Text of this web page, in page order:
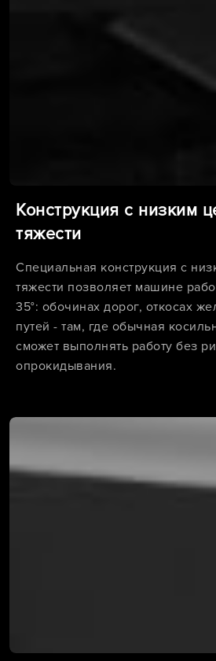
Конструкция с низким
тяжести
Специальная конструкция с
тяжести позволяет машине
35°: обочинах дорог, откосах
путей - там, где обычная
сможет выполнять работу без
опрокидывания.